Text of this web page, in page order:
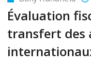
Évaluation
transfert des